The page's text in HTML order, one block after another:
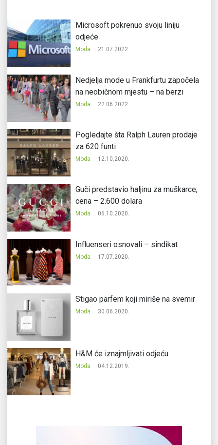
Microsoft pokrenuo svoju liniju
odjeće
Moda 21.07.2022.
Nedjelja mode u Frankfurtu započela
na neobičnom mjestu – na berzi
Moda 22.06.2022.
Pogledajte šta Ralph Lauren prodaje
za 620 funti
Moda 12.10.2020.
Guči predstavio haljinu za muškarce,
cena – 2.600 dolara
Moda 06.10.2020.
Influenseri osnovali – sindikat
Moda 17.07.2020.
Stigao parfem koji miriše na svemir
Moda 30.06.2020.
H&M će iznajmljivati odjeću
Moda 04.12.2019.